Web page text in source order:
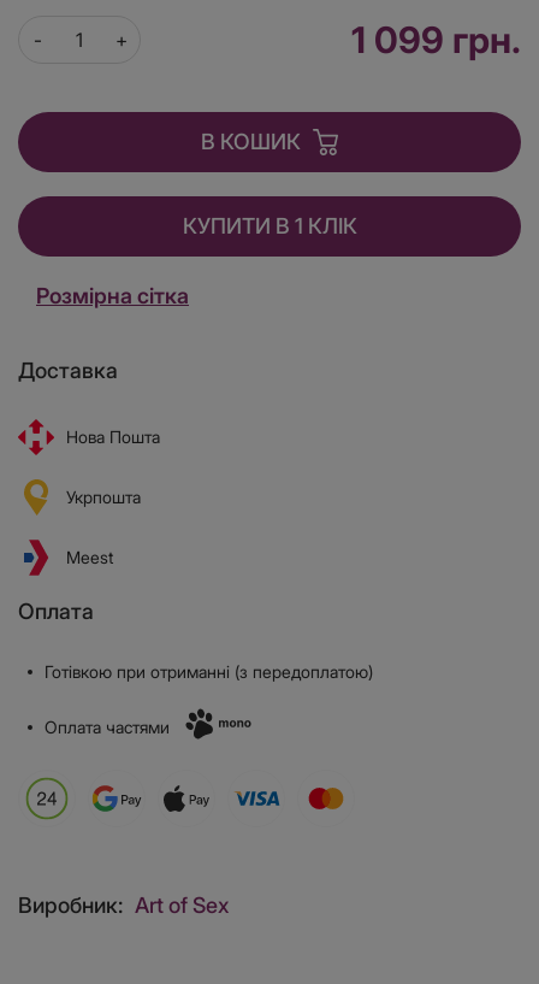
1 099 грн.
В КОШИК
КУПИТИ В 1 КЛІК
Розмірна сітка
Доставка
Нова Пошта
Укрпошта
Meest
Оплата
Готівкою при отриманні (з передоплатою)
Оплата частями
Виробник: Art of Sex